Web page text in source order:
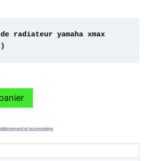
radiateur yamaha xmax
et accessoires